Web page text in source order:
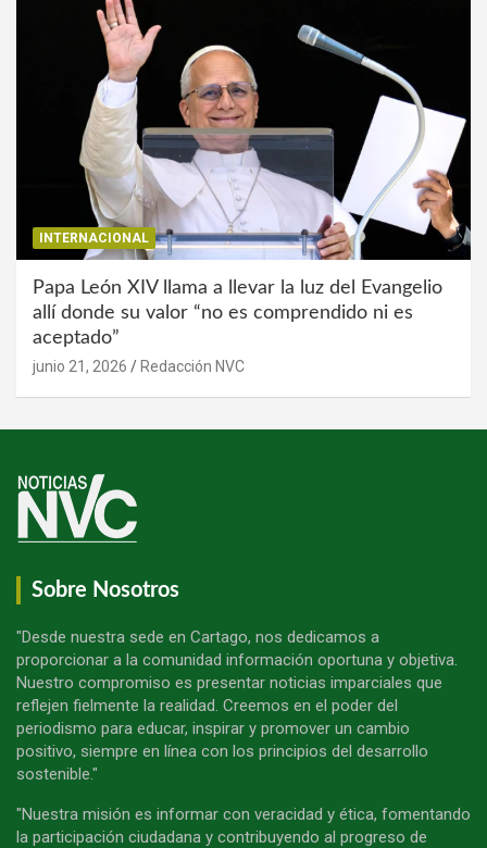
INTERNACIONAL
Papa León XIV llama a llevar la luz del Evangelio
allí donde su valor “no es comprendido ni es
aceptado”
junio 21, 2026 Redacción NVC
Sobre Nosotros
"Desde nuestra sede en Cartago, nos dedicamos a
proporcionar a la comunidad información oportuna y objetiva.
Nuestro compromiso es presentar noticias imparciales que
reflejen fielmente la realidad. Creemos en el poder del
periodismo para educar, inspirar y promover un cambio
positivo, siempre en línea con los principios del desarrollo
sostenible."
"Nuestra misión es informar con veracidad y ética, fomentando
la participación ciudadana y contribuyendo al progreso de